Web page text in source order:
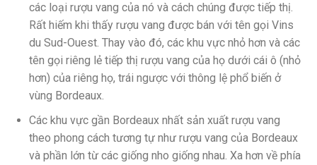
các loại rượu vang của nó và cách chúng được tiếp thị.
Rất hiếm khi thấy rượu vang được bán với tên gọi Vins
du Sud-Ouest. Thay vào đó, các khu vực nhỏ hơn và các
tên gọi riêng lẻ tiếp thị rượu vang của họ dưới cái ô (nhỏ
hơn) của riêng họ, trái ngược với thông lệ phổ biến ở
vùng Bordeaux.
Các khu vực gần Bordeaux nhất sản xuất rượu vang
theo phong cách tương tự như rượu vang của Bordeaux
và phần lớn từ các giống nho giống nhau. Xa hơn về phía